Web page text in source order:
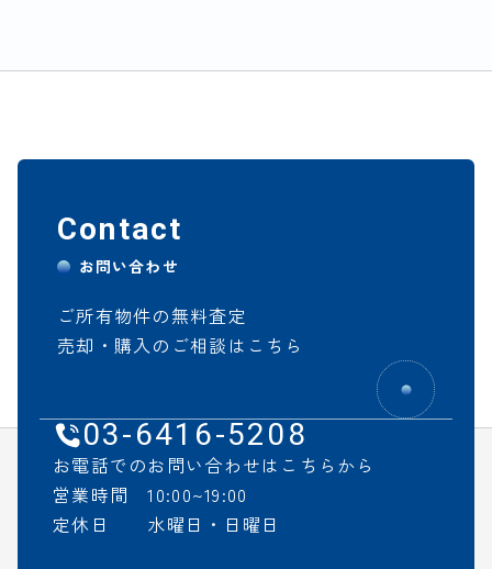
Contact
お問い合わせ
ご所有物件の無料査定
売却・購入のご相談はこちら
03-6416-5208
お電話でのお問い合わせはこちらから
営業時間 10:00~19:00
定休日 水曜日・日曜日